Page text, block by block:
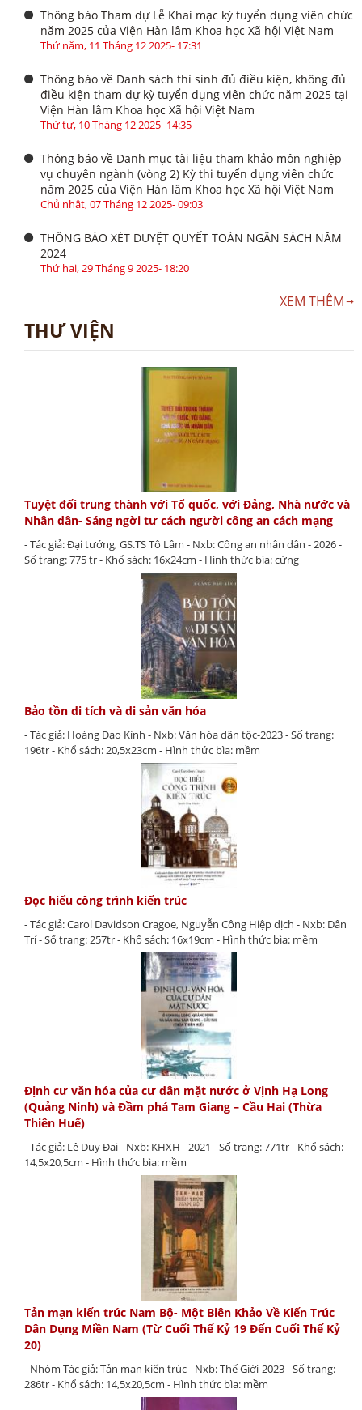
Thông báo Tham dự Lễ Khai mạc kỳ tuyển dụng viên chức
năm 2025 của Viện Hàn lâm Khoa học Xã hội Việt Nam
Thứ năm, 11 Tháng 12 2025- 17:31
Thông báo về Danh sách thí sinh đủ điều kiện, không đủ
điều kiện tham dự kỳ tuyển dụng viên chức năm 2025 tại
Viện Hàn lâm Khoa học Xã hội Việt Nam
Thứ tư, 10 Tháng 12 2025- 14:35
Thông báo về Danh mục tài liệu tham khảo môn nghiệp
vụ chuyên ngành (vòng 2) Kỳ thi tuyển dụng viên chức
năm 2025 của Viện Hàn lâm Khoa học Xã hội Việt Nam
Chủ nhật, 07 Tháng 12 2025- 09:03
THÔNG BÁO XÉT DUYỆT QUYẾT TOÁN NGÂN SÁCH NĂM
2024
Thứ hai, 29 Tháng 9 2025- 18:20
XEM THÊM
THƯ VIỆN
Tuyệt đối trung thành với Tổ quốc, với Đảng, Nhà nước và
Nhân dân- Sáng ngời tư cách người công an cách mạng
- Tác giả: Đại tướng, GS.TS Tô Lâm - Nxb: Công an nhân dân - 2026 -
Số trang: 775 tr - Khổ sách: 16x24cm - Hình thức bìa: cứng
Bảo tồn di tích và di sản văn hóa
- Tác giả: Hoàng Đạo Kính - Nxb: Văn hóa dân tộc-2023 - Số trang:
196tr - Khổ sách: 20,5x23cm - Hình thức bìa: mềm
Đọc hiểu công trình kiến trúc
- Tác giả: Carol Davidson Cragoe, Nguyễn Công Hiệp dịch - Nxb: Dân
Trí - Số trang: 257tr - Khổ sách: 16x19cm - Hình thức bìa: mềm
Định cư văn hóa của cư dân mặt nước ở Vịnh Hạ Long
(Quảng Ninh) và Đầm phá Tam Giang – Cầu Hai (Thừa
Thiên Huế)
- Tác giả: Lê Duy Đại - Nxb: KHXH - 2021 - Số trang: 771tr - Khổ sách:
14,5x20,5cm - Hình thức bìa: mềm
Tản mạn kiến trúc Nam Bộ- Một Biên Khảo Về Kiến Trúc
Dân Dụng Miền Nam (Từ Cuối Thế Kỷ 19 Đến Cuối Thế Kỷ
20)
- Nhóm Tác giả: Tản mạn kiến trúc - Nxb: Thế Giới-2023 - Số trang:
286tr - Khổ sách: 14,5x20,5cm - Hình thức bìa: mềm